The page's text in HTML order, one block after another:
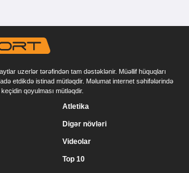
uzerlər tərəfindən tam dəstəklənir. Müəllif hüquqları
etdikdə istinad mütləqdir. Məlumat internet səhifələrində
qoyulması mütləqdir.
Atletika
Digər növləri
Videolar
Top 10